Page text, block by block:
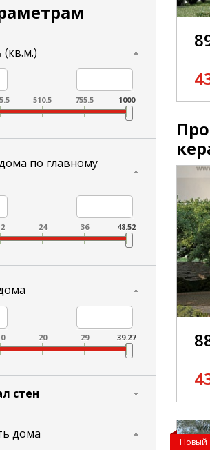
510.5 755.5 1000
по главному
24 36 48.52
20 29 39.27
стен
дома
Новый